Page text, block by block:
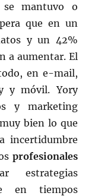
se mantuvo o
que en un
y un 42%
a aumentar. El
en e-mail,
y móvil. Yory
y marketing
bien lo que
incertidumbre
profesionales
en tiempos